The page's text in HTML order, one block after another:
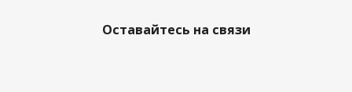
Оставайтесь на связи